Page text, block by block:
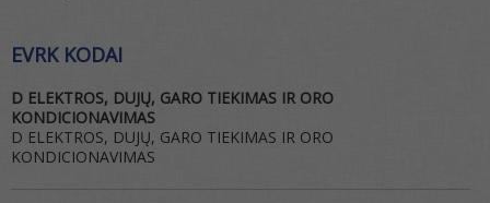
EVRK KODAI
D ELEKTROS, DUJŲ, GARO TIEKIMAS IR ORO
KONDICIONAVIMAS
D ELEKTROS, DUJŲ, GARO TIEKIMAS IR ORO
KONDICIONAVIMAS